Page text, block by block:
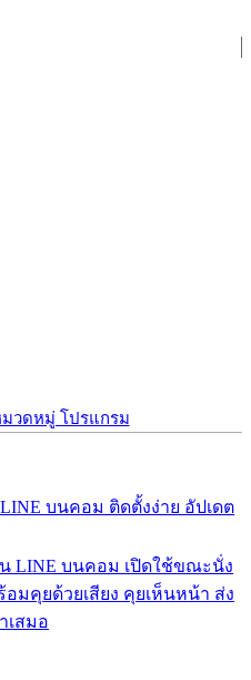
วดหมู่ โปรแกรม
บนคอม ติดตั้งง่าย อัปเดต
LINE บนคอม เปิดใช้ขณะนั่ง
มคุยด้วยเสียง คุยเห็นหน้า ส่ง
เสมอ